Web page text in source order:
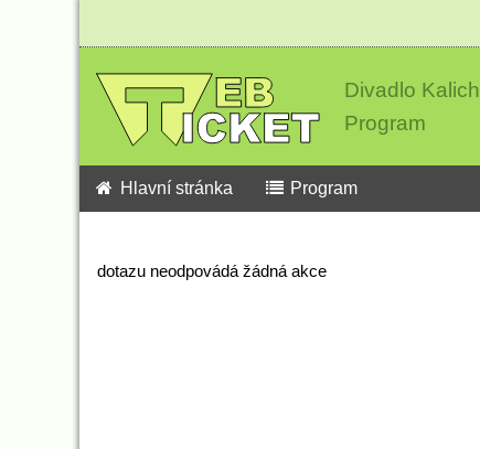
Divadlo Kalich
Program
Hlavní stránka Program
dotazu neodpovádá žádná akce